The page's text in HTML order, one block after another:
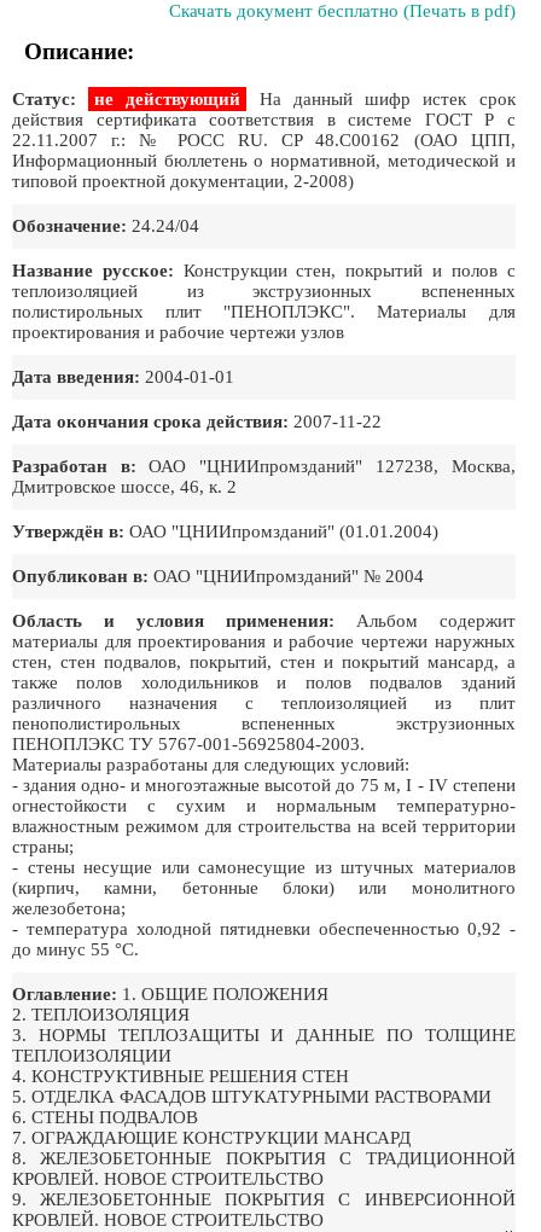
Скачать документ бесплатно (Печать в pdf)
Описание:
Статус: не действующий
На данный шифр истек срок
действия сертификата соответствия в системе ГОСТ Р с
22.11.2007 г.: № РОСС RU. CP 48.C00162 (ОАО ЦПП,
Информационный бюллетень о нормативной, методической и
типовой проектной документации, 2-2008)
Обозначение: 24.24/04
Название русское: Конструкции стен, покрытий и полов с
теплоизоляцией из экструзионных вспененных
полистирольных плит "ПЕНОПЛЭКС". Материалы для
проектирования и рабочие чертежи узлов
Дата введения: 2004-01-01
Дата окончания срока действия: 2007-11-22
Разработан в: ОАО "ЦНИИпромзданий" 127238, Москва,
Дмитровское шоссе, 46, к. 2
Утверждён в: ОАО "ЦНИИпромзданий" (01.01.2004)
Опубликован в: ОАО "ЦНИИпромзданий" № 2004
Область и условия применения: Альбом содержит
материалы для проектирования и рабочие чертежи наружных
стен, стен подвалов, покрытий, стен и покрытий мансард, а
также полов холодильников и полов подвалов зданий
различного назначения с теплоизоляцией из плит
пенополистирольных вспененных экструзионных
ПЕНОПЛЭКС ТУ 5767-001-56925804-2003.
Материалы разработаны для следующих условий:
- здания одно- и многоэтажные высотой до 75 м, I - IV степени
огнестойкости с сухим и нормальным температурно-
влажностным режимом для строительства на всей территории
страны;
- стены несущие или самонесущие из штучных материалов
(кирпич, камни, бетонные блоки) или монолитного
железобетона;
- температура холодной пятидневки обеспеченностью 0,92 -
до минус 55 °С.
Оглавление: 1. ОБЩИЕ ПОЛОЖЕНИЯ
2. ТЕПЛОИЗОЛЯЦИЯ
3. НОРМЫ ТЕПЛОЗАЩИТЫ И ДАННЫЕ ПО ТОЛЩИНЕ
ТЕПЛОИЗОЛЯЦИИ
4. КОНСТРУКТИВНЫЕ РЕШЕНИЯ СТЕН
5. ОТДЕЛКА ФАСАДОВ ШТУКАТУРНЫМИ РАСТВОРАМИ
6. СТЕНЫ ПОДВАЛОВ
7. ОГРАЖДАЮЩИЕ КОНСТРУКЦИИ МАНСАРД
8. ЖЕЛЕЗОБЕТОННЫЕ ПОКРЫТИЯ С ТРАДИЦИОННОЙ
КРОВЛЕЙ. НОВОЕ СТРОИТЕЛЬСТВО
9. ЖЕЛЕЗОБЕТОННЫЕ ПОКРЫТИЯ С ИНВЕРСИОННОЙ
КРОВЛЕЙ. НОВОЕ СТРОИТЕЛЬСТВО